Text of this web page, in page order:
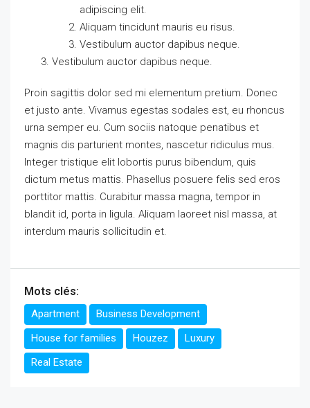
adipiscing elit.
Aliquam tincidunt mauris eu risus.
Vestibulum auctor dapibus neque.
Vestibulum auctor dapibus neque.
Proin sagittis dolor sed mi elementum pretium. Donec
et justo ante. Vivamus egestas sodales est, eu rhoncus
urna semper eu. Cum sociis natoque penatibus et
magnis dis parturient montes, nascetur ridiculus mus.
Integer tristique elit lobortis purus bibendum, quis
dictum metus mattis. Phasellus posuere felis sed eros
porttitor mattis. Curabitur massa magna, tempor in
blandit id, porta in ligula. Aliquam laoreet nisl massa, at
interdum mauris sollicitudin et.
Mots clés:
Apartment
Business Development
House for families
Houzez
Luxury
Real Estate